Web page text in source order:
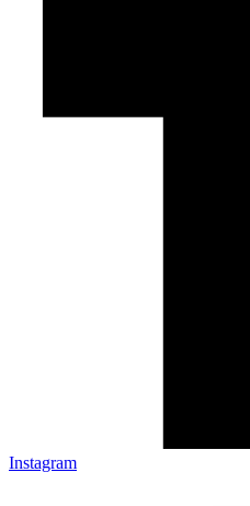
Instagram